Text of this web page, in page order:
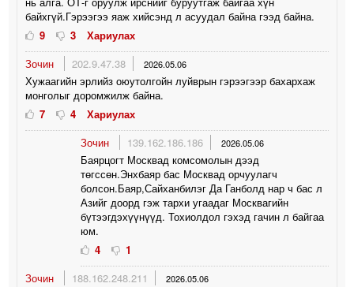
байхгүй.Гэрээгээ яаж хийсэнд л асуудал байна гээд байна.
9
3
Хариулах
Зочин
202.9.47.38 2026.05.06
Хужаагийн эрлийз оюутолгойн луйврын гэрээгээр бахархаж
монголыг доромжилж байна.
7
4
Хариулах
Зочин
139.162.186.186 2026.05.06
Баярцогт Москвад комсомолын дээд
төгссөн.Энхбаяр бас Москвад орчуулагч
болсон.Баяр,Сайханбилэг Да Ганболд нар ч бас л
Азийг доорд гэж тархи угаадаг Москвагийн
бүтээгдэхүүнүүд. Тохиолдол гэхэд гачин л байгаа
юм.
4
1
Зочин
188.162.248.211 2026.05.06